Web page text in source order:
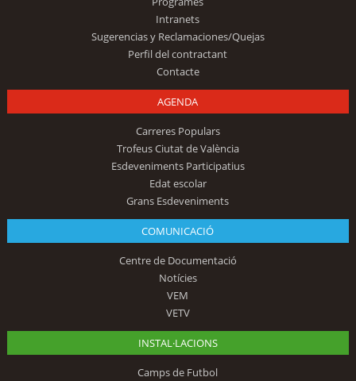
Intranets
Sugerencias y Reclamaciones/Quejas
Perfil del contractant
Contacte
AGENDA
Carreres Populars
Trofeus Ciutat de València
Esdeveniments Participatius
Edat escolar
Grans Esdeveniments
COMUNICACIÓ
Centre de Documentació
Notícies
VEM
VETV
INSTAL·LACIONS
Camps de Futbol